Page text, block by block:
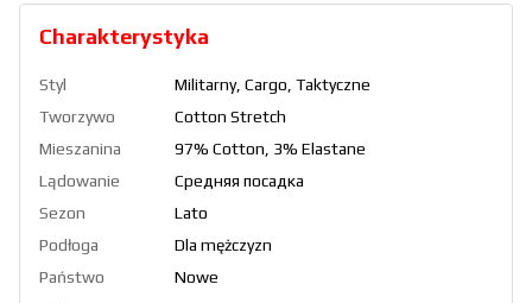
Charakterystyka
Styl
Militarny, Cargo, Taktyczne
Tworzywo
Cotton Stretch
Mieszanina
97% Cotton, 3% Elastane
Lądowanie
Средняя посадка
Sezon
Lato
Podłoga
Dla mężczyzn
Państwo
Nowe